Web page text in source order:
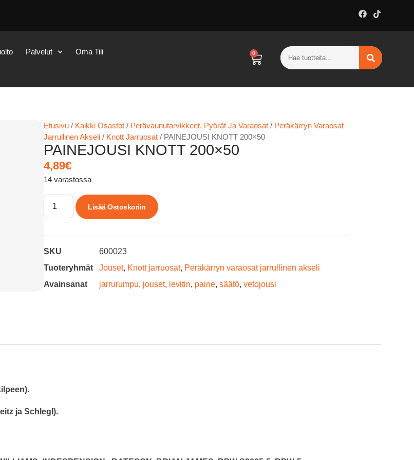
Palvelut Oma Tili 0
Etusivu / Kaikki Osastot / Perävaunutarvikkeet, Pyörät Ja Varaosat / Peräkärryn Varaosat
Jarrullinen Akseli / Knott Jarruosat / PAINEJOUSI KNOTT 200×50
PAINEJOUSI KNOTT 200×50
4,89€
14 varastossa
Lisää Ostoskoriin
SKU
600023
Tuoteryhmät
Jouset, Knott jarruosat, Peräkärryn varaosat jarrullinen akseli
Avainsanat
jarrurumpu, jouset, levitin, paine,säätö,vetojousi
ja Schlegl).